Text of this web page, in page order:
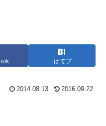
はてブ
2014.08.13 2016.09.22